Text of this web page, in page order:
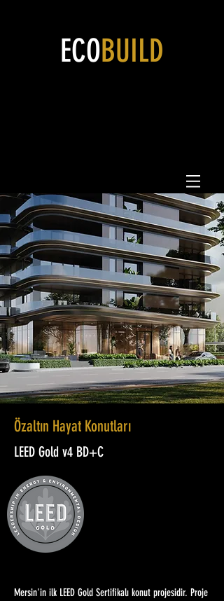
ECOBUILD
Özaltın Hayat Konutları
LEED Gold v4 BD+C
Mersin'in ilk LEED Gold Sertifikalı konut projesidir. Proje